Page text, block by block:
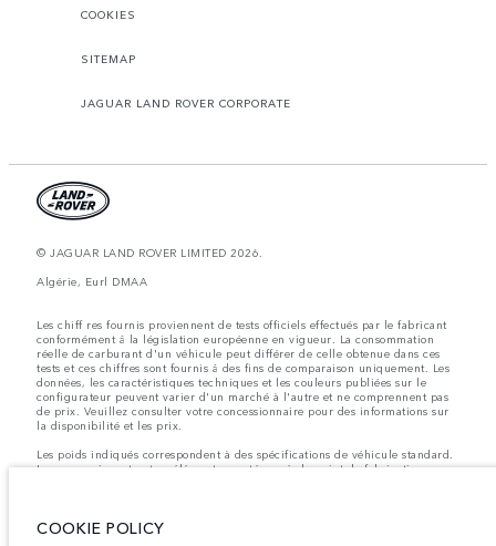
COOKIES
SITEMAP
JAGUAR LAND ROVER CORPORATE
© JAGUAR LAND ROVER LIMITED 2026.
Algérie, Eurl DMAA
Les chiff res fournis proviennent de tests officiels effectués par le fabricant
conformément å la législation européenne en vigueur. La consommation
réelle de carburant d'un véhicule peut différer de celle obtenue dans ces
tests et ces chiffres sont fournis å des fins de comparaison uniquement. Les
données, les caractéristiques techniques et les couleurs publiées sur le
configurateur peuvent varier d'un marché à l'autre et ne comprennent pas
de prix. Veuillez consulter votre concessionnaire pour des informations sur
la disponibilité et les prix.
Les poids indiqués correspondent à des spécifications de véhicule standard.
Les accessoires et autres éléments montés après le point de fabrication
et des carburants.
COOKIE POLICY